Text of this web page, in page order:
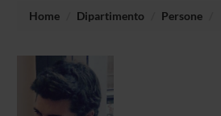
Home Dipartimento Persone